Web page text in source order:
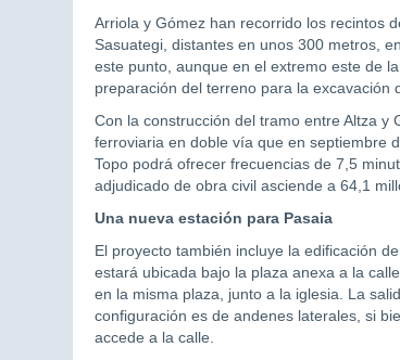
Arriola y Gómez han recorrido los recintos
Sasuategi, distantes en unos 300 metros,
este punto, aunque en el extremo este de
preparación del terreno para la excavación
Con la construcción del tramo entre Altza y
ferroviaria en doble vía que en septiembre
Topo podrá ofrecer frecuencias de 7,5
adjudicado de obra civil asciende a 64,1
Una nueva estación para Pasaia
El proyecto también incluye la edificación
estará ubicada bajo la plaza anexa a la
en la misma plaza, junto a la iglesia. La
configuración es de andenes laterales, si
accede a la calle.